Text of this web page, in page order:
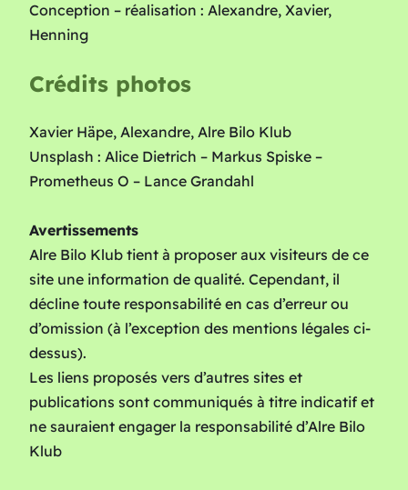
Conception – réalisation : Alexandre, Xavier,
Henning
Crédits photos
Xavier Häpe, Alexandre, Alre Bilo Klub
Unsplash : Alice Dietrich – Markus Spiske –
Prometheus O – Lance Grandahl
Avertissements
Alre Bilo Klub tient à proposer aux visiteurs de ce
site une information de qualité. Cependant, il
décline toute responsabilité en cas d’erreur ou
d’omission (à l’exception des mentions légales ci-
dessus).
Les liens proposés vers d’autres sites et
publications sont communiqués à titre indicatif et
ne sauraient engager la responsabilité d’Alre Bilo
Klub